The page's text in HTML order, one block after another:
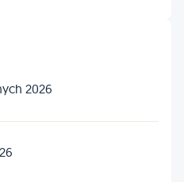
2026